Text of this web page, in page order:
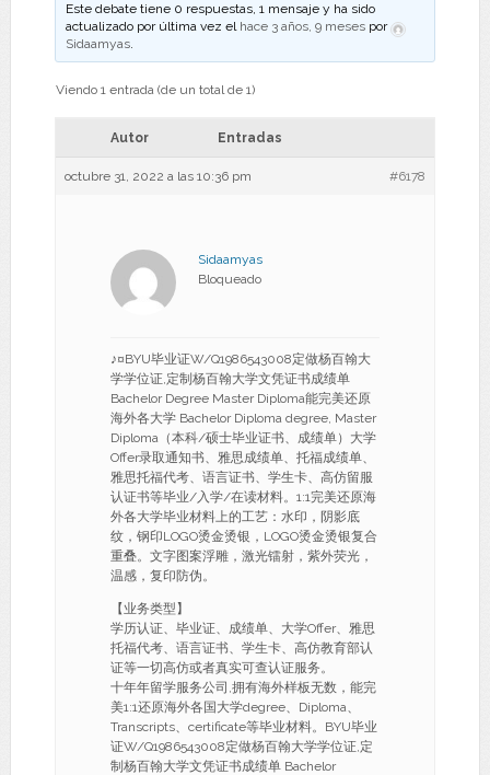
Este debate tiene 0 respuestas, 1 mensaje y ha sido
actualizado por última vez el hace 3 años, 9 meses por
Sidaamyas.
Viendo 1 entrada (de un total de 1)
Autor Entradas
octubre 31, 2022 a las 10:36 pm #6178
Sidaamyas
Bloqueado
♪¤BYU毕业证W/Q1986543008定做杨百翰大
学学位证,定制杨百翰大学文凭证书成绩单
Bachelor Degree Master Diploma能完美还原
海外各大学 Bachelor Diploma degree, Master
Diploma（本科/硕士毕业证书、成绩单）大学
Offer录取通知书、雅思成绩单、托福成绩单、
雅思托福代考、语言证书、学生卡、高仿留服
认证书等毕业/入学/在读材料。1:1完美还原海
外各大学毕业材料上的工艺：水印，阴影底
纹，钢印LOGO烫金烫银，LOGO烫金烫银复合
重叠。文字图案浮雕，激光镭射，紫外荧光，
温感，复印防伪。
【业务类型】
学历认证、毕业证、成绩单、大学Offer、雅思
托福代考、语言证书、学生卡、高仿教育部认
证等一切高仿或者真实可查认证服务。
十年年留学服务公司,拥有海外样板无数，能完
美1:1还原海外各国大学degree、Diploma、
Transcripts、certificate等毕业材料。BYU毕业
证W/Q1986543008定做杨百翰大学学位证,定
制杨百翰大学文凭证书成绩单 Bachelor